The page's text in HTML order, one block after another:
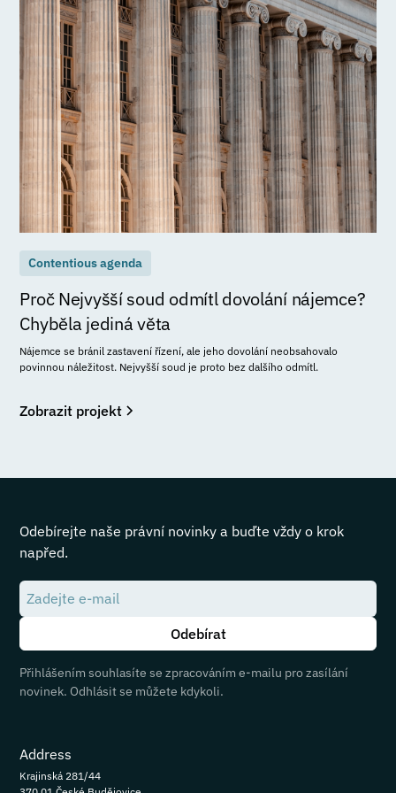
Contentious agenda
Proč Nejvyšší soud odmítl dovolání nájemce?
Chyběla jediná věta
Nájemce se bránil zastavení řízení, ale jeho dovolání neobsahovalo
povinnou náležitost. Nejvyšší soud je proto bez dalšího odmítl.
Zobrazit projekt
Odebírejte naše právní novinky a buďte vždy o krok
napřed.
Přihlášením souhlasíte se zpracováním e-mailu pro zasílání
novinek. Odhlásit se můžete kdykoli.
Address
Krajinská 281/44